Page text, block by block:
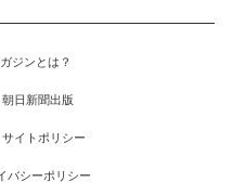
ジンとは？
朝日新聞出版
サイトポリシー
バシーポリシー